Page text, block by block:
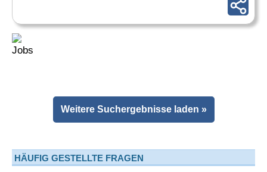
Weitere Suchergebnisse laden »
HÄUFIG GESTELLTE FRAGEN